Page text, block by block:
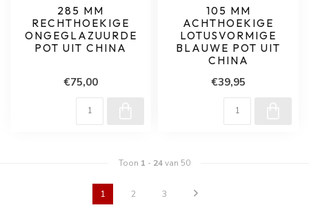
285 MM
RECHTHOEKIGE
ONGEGLAZUURDE
POT UIT CHINA
€75,00
105 MM
ACHTHOEKIGE
LOTUSVORMIGE
BLAUWE POT UIT
CHINA
€39,95
Toon 1 - 24van 50
1 2 3